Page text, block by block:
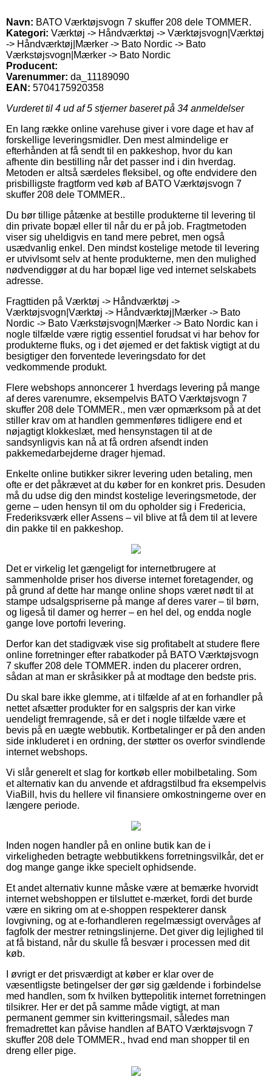
Navn: BATO Værktøjsvogn 7 skuffer 208 dele TOMMER.
Kategori: Værktøj -> Håndværktøj -> Værktøjsvogn|Værktøj
-> Håndværktøj|Mærker -> Bato Nordic -> Bato
Værkstøjsvogn|Mærker -> Bato Nordic
Producent:
Varenummer: da_11189090
EAN: 5704175920358
Vurderet til 4 ud af 5 stjerner baseret på 34 anmeldelser
En lang række online varehuse giver i vore dage et hav af
forskellige leveringsmidler. Den mest almindelige er
efterhånden at få sendt til en pakkeshop, hvor du kan
afhente din bestilling når det passer ind i din hverdag.
Metoden er altså særdeles fleksibel, og ofte endvidere den
prisbilligste fragtform ved køb af BATO Værktøjsvogn 7
skuffer 208 dele TOMMER..
Du bør tillige påtænke at bestille produkterne til levering til
din private bopæl eller til når du er på job. Fragtmetoden
viser sig uheldigvis en tand mere pebret, men også
usædvanlig enkel. Den mindst kostelige metode til levering
er utvivlsomt selv at hente produkterne, men den mulighed
nødvendiggør at du har bopæl lige ved internet selskabets
adresse.
Fragttiden på Værktøj -> Håndværktøj ->
Værktøjsvogn|Værktøj -> Håndværktøj|Mærker -> Bato
Nordic -> Bato Værkstøjsvogn|Mærker -> Bato Nordic kan i
nogle tilfælde være rigtig essentiel forudsat vi har behov for
produkterne fluks, og i det øjemed er det faktisk vigtigt at du
besigtiger den forventede leveringsdato for det
vedkommende produkt.
Flere webshops annoncerer 1 hverdags levering på mange
af deres varenumre, eksempelvis BATO Værktøjsvogn 7
skuffer 208 dele TOMMER., men vær opmærksom på at det
stiller krav om at handlen gemmenføres tidligere end et
nøjagtigt klokkeslæt, med hensynstagen til at de
sandsynligvis kan nå at få ordren afsendt inden
pakkemedarbejderne drager hjemad.
Enkelte online butikker sikrer levering uden betaling, men
ofte er det påkrævet at du køber for en konkret pris. Desuden
må du udse dig den mindst kostelige leveringsmetode, der
gerne – uden hensyn til om du opholder sig i Fredericia,
Frederiksværk eller Assens – vil blive at få dem til at levere
din pakke til en pakkeshop.
Det er virkelig let gængeligt for internetbrugere at
sammenholde priser hos diverse internet foretagender, og
på grund af dette har mange online shops været nødt til at
stampe udsalgspriserne på mange af deres varer – til børn,
og ligeså til damer og herrer – en hel del, og endda nogle
gange love portofri levering.
Derfor kan det stadigvæk vise sig profitabelt at studere flere
online forretninger efter rabatkoder på BATO Værktøjsvogn
7 skuffer 208 dele TOMMER. inden du placerer ordren,
sådan at man er skråsikker på at modtage den bedste pris.
Du skal bare ikke glemme, at i tilfælde af at en forhandler på
nettet afsætter produkter for en salgspris der kan virke
uendeligt fremragende, så er det i nogle tilfælde være et
bevis på en uægte webbutik. Kortbetalinger er på den anden
side inkluderet i en ordning, der støtter os overfor svindlende
internet webshops.
Vi slår generelt et slag for kortkøb eller mobilbetaling. Som
et alternativ kan du anvende et afdragstilbud fra eksempelvis
ViaBill, hvis du hellere vil finansiere omkostningerne over en
længere periode.
Inden nogen handler på en online butik kan de i
virkeligheden betragte webbutikkens forretningsvilkår, det er
dog mange gange ikke specielt ophidsende.
Et andet alternativ kunne måske være at bemærke hvorvidt
internet webshoppen er tilsluttet e-mærket, fordi det burde
være en sikring om at e-shoppen respekterer dansk
lovgivning, og at e-forhandleren regelmæssigt overvåges af
fagfolk der mestrer retningslinjerne. Det giver dig lejlighed til
at få bistand, når du skulle få besvær i processen med dit
køb.
I øvrigt er det prisværdigt at køber er klar over de
væsentligste betingelser der gør sig gældende i forbindelse
med handlen, som fx hvilken byttepolitik internet forretningen
tilsikrer. Her er det på samme måde vigtigt, at man
permanent gemmer sin kvitteringsmail, således man
fremadrettet kan påvise handlen af BATO Værktøjsvogn 7
skuffer 208 dele TOMMER., hvad end man shopper til en
dreng eller pige.